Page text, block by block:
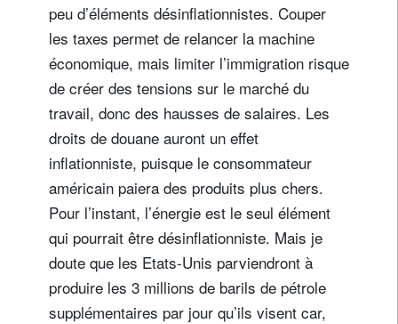
peu d’éléments désinflationnistes. Couper
les taxes permet de relancer la machine
économique, mais limiter l’immigration risque
de créer des tensions sur le marché du
travail, donc des hausses de salaires. Les
droits de douane auront un effet
inflationniste, puisque le consommateur
américain paiera des produits plus chers.
Pour l’instant, l’énergie est le seul élément
qui pourrait être désinflationniste. Mais je
doute que les Etats-Unis parviendront à
produire les 3 millions de barils de pétrole
supplémentaires par jour qu’ils visent car,